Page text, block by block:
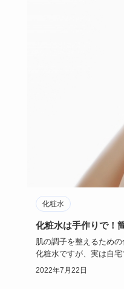
化粧水
化粧水は手作りで！
肌の調子を整えるため
化粧水ですが、実は自宅
をご存知でしょ…
2022年7月22日